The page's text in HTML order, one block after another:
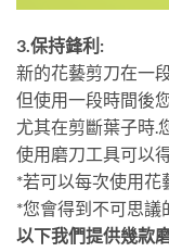
3.保持鋒利:
新的花藝剪刀在一
但使用一段時間後
尤其在剪斷葉子時.
使用磨刀工具可以
*若可以每次使用花
*您會得到不可思議
以下我們提供幾款